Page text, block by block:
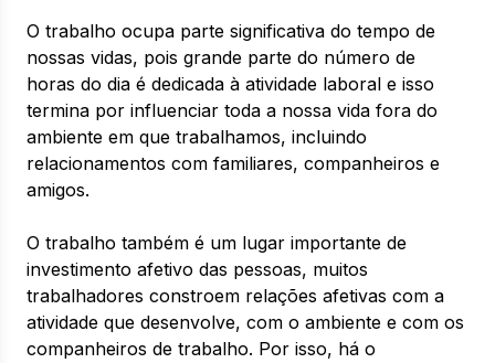
O trabalho ocupa parte significativa do tempo de
nossas vidas, pois grande parte do número de
horas do dia é dedicada à atividade laboral e isso
termina por influenciar toda a nossa vida fora do
ambiente em que trabalhamos, incluindo
relacionamentos com familiares, companheiros e
amigos.
O trabalho também é um lugar importante de
investimento afetivo das pessoas, muitos
trabalhadores constroem relações afetivas com a
atividade que desenvolve, com o ambiente e com os
companheiros de trabalho. Por isso, há o